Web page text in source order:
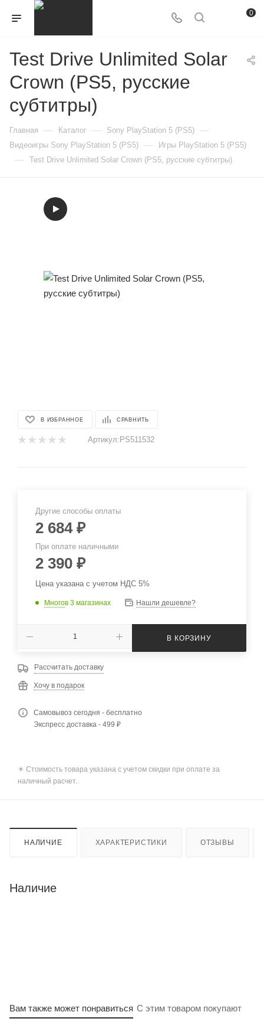
0
Test Drive Unlimited Solar
Crown (PS5, русские
субтитры)
Главная — Каталог — Sony PlayStation 5 (PS5) —
Видеоигры Sony PlayStation 5 (PS5) — Игры PlayStation 5 (PS5)
— Test Drive Unlimited Solar Crown (PS5, русские субтитры)
В ИЗБРАННОЕ СРАВНИТЬ
Артикул: PS511532
Другие способы оплаты
2 684₽
При оплате наличными
2 390 ₽
Цена указана с учетом НДС 5%
Многов 3 магазинах Нашли дешевле?
В КОРЗИНУ
Рассчитать доставку
Хочу в подарок
Самовывоз сегодня - бесплатно
Экспресс доставка - 499 ₽
✴️ Стоимость товара указана с учетом скидки при оплате за
наличный расчет.
НАЛИЧИЕ ХАРАКТЕРИСТИКИ ОТЗЫВЫ
Наличие
Вам также может понравиться С этим товаром покупают